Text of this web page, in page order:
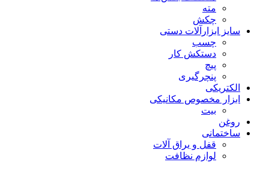
مته
چکش
سایز ابزارآلات دستی
چسب
دستکش کار
پیچ
پنچرگیری
الکتریکی
ابزار مخصوص مکانیکی
بیت
روغن
ساختمانی
قفل و یراق آلات
لوازم نظافت